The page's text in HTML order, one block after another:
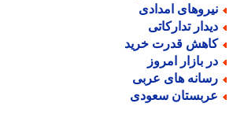
امدادی
تدارکاتی
قدرت خرید
بازار امروز
های عربی
سعودی